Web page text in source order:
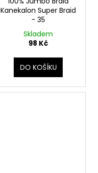
Kanekalon Super Braid
- 35
Skladem
98 Kč
DO KOŠÍKU